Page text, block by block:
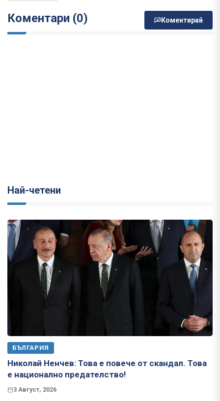
Коментари (0) Коментирай
Най-четени
БЪЛГАРИЯ
Николай Ненчев: Това е повече от скандал. Това
е национално предателство!
3 Август, 2026